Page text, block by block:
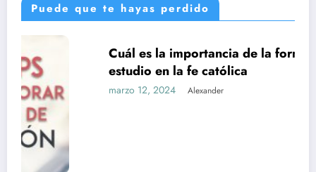
Puede que te hayas perdido
Cuál es la importancia de la formación y el
estudio en la fe católica
marzo 12, 2024 Alexander